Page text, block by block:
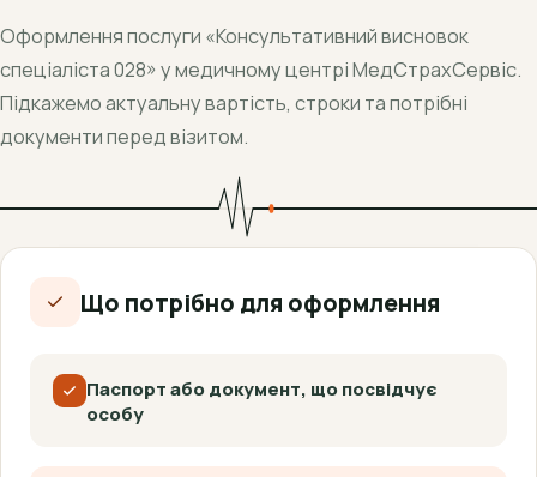
Оформлення послуги «Консультативний висновок
спеціаліста 028» у медичному центрі МедСтрахСервіс.
Підкажемо актуальну вартість, строки та потрібні
документи перед візитом.
Що потрібно для оформлення
Паспорт або документ, що посвідчує
особу